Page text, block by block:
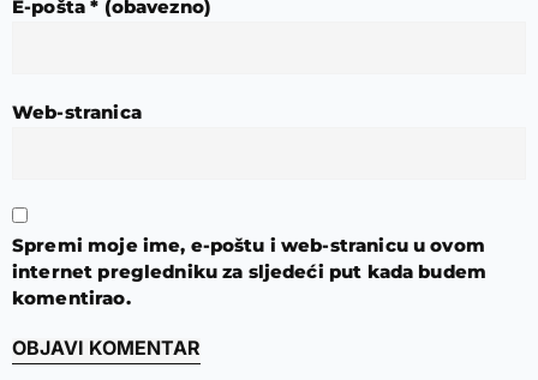
E-pošta* (obavezno)
Web-stranica
Spremi moje ime, e-poštu i web-stranicu u ovom
internet pregledniku za sljedeći put kada budem
komentirao.